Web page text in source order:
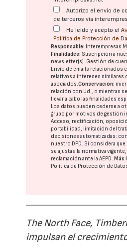
Autorizo el envío de
de terceros vía
He leído y acepto el
Política de Protección de
Responsable: Interempresas
Finalidades: Suscripción a
newsletter(s). Gestión de
Envío de emails relacionados
relativos a intereses similares
asociados.Conservación:
relación con Ud., o mientras
llevar a cabo las finalidades
Los datos pueden cederse a
grupo por motivos de gestión
Acceso, rectificación,
portabilidad, limitación del
decisiones automatizadas:
nuestro DPD. Si considera
se ajusta a la normativa
reclamación ante laAEPD. Más
Política de Protección de
The North Face,
impulsan el